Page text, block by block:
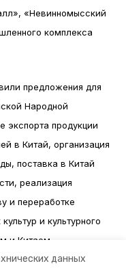
данных
«Невинномысский
комплекса
предложения для
Народной
экспорта продукции
в Китай, организация
поставка в Китай
реализация
и переработке
и культурного
и Китаем.